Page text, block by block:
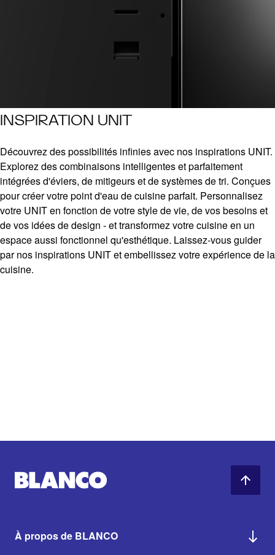
INSPIRATION UNIT
Découvrez des possibilités infinies avec nos inspirations UNIT.
Explorez des combinaisons intelligentes et parfaitement
intégrées d'éviers, de mitigeurs et de systèmes de tri. Conçues
pour créer votre point d'eau de cuisine parfait. Personnalisez
votre UNIT en fonction de votre style de vie, de vos besoins et
de vos idées de design - et transformez votre cuisine en un
espace aussi fonctionnel qu'esthétique. Laissez-vous guider
par nos inspirations UNIT et embellissez votre expérience de la
cuisine.
À propos de BLANCO